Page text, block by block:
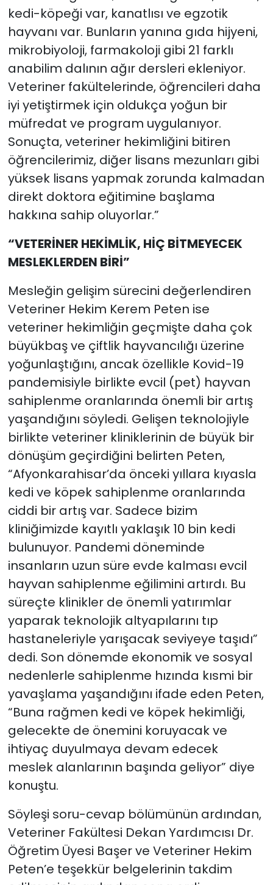
kedi-köpeği var, kanatlısı ve egzotik
hayvanı var. Bunların yanına gıda hijyeni,
mikrobiyoloji, farmakoloji gibi 21 farklı
anabilim dalının ağır dersleri ekleniyor.
Veteriner fakültelerinde, öğrencileri daha
iyi yetiştirmek için oldukça yoğun bir
müfredat ve program uygulanıyor.
Sonuçta, veteriner hekimliğini bitiren
öğrencilerimiz, diğer lisans mezunları gibi
yüksek lisans yapmak zorunda kalmadan
direkt doktora eğitimine başlama
hakkına sahip oluyorlar.”
“VETERİNER HEKİMLİK, HİÇ BİTMEYECEK
MESLEKLERDEN BİRİ”
Mesleğin gelişim sürecini değerlendiren
Veteriner Hekim Kerem Peten ise
veteriner hekimliğin geçmişte daha çok
büyükbaş ve çiftlik hayvancılığı üzerine
yoğunlaştığını, ancak özellikle Kovid-19
pandemisiyle birlikte evcil (pet) hayvan
sahiplenme oranlarında önemli bir artış
yaşandığını söyledi. Gelişen teknolojiyle
birlikte veteriner kliniklerinin de büyük bir
dönüşüm geçirdiğini belirten Peten,
“Afyonkarahisar’da önceki yıllara kıyasla
kedi ve köpek sahiplenme oranlarında
ciddi bir artış var. Sadece bizim
kliniğimizde kayıtlı yaklaşık 10 bin kedi
bulunuyor. Pandemi döneminde
insanların uzun süre evde kalması evcil
hayvan sahiplenme eğilimini artırdı. Bu
süreçte klinikler de önemli yatırımlar
yaparak teknolojik altyapılarını tıp
hastaneleriyle yarışacak seviyeye taşıdı”
dedi. Son dönemde ekonomik ve sosyal
nedenlerle sahiplenme hızında kısmi bir
yavaşlama yaşandığını ifade eden Peten,
“Buna rağmen kedi ve köpek hekimliği,
gelecekte de önemini koruyacak ve
ihtiyaç duyulmaya devam edecek
meslek alanlarının başında geliyor” diye
konuştu.
Söyleşi soru-cevap bölümünün ardından,
Veteriner Fakültesi Dekan Yardımcısı Dr.
Öğretim Üyesi Başer ve Veteriner Hekim
Peten’e teşekkür belgelerinin takdim